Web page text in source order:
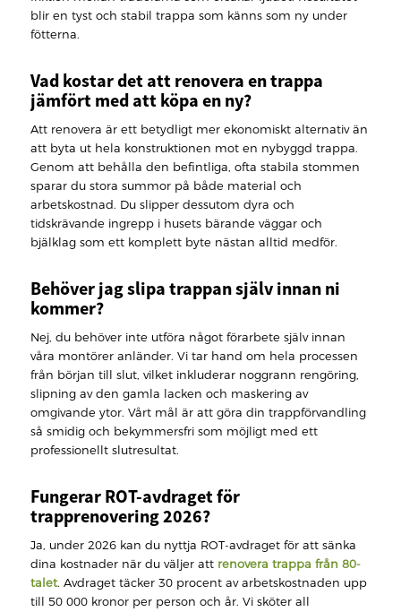
blir en tyst och stabil trappa som känns som ny under
fötterna.
Vad kostar det att renovera en trappa
jämfört med att köpa en ny?
Att renovera är ett betydligt mer ekonomiskt alternativ än
att byta ut hela konstruktionen mot en nybyggd trappa.
Genom att behålla den befintliga, ofta stabila stommen
sparar du stora summor på både material och
arbetskostnad. Du slipper dessutom dyra och
tidskrävande ingrepp i husets bärande väggar och
bjälklag som ett komplett byte nästan alltid medför.
Behöver jag slipa trappan själv innan ni
kommer?
Nej, du behöver inte utföra något förarbete själv innan
våra montörer anländer. Vi tar hand om hela processen
från början till slut, vilket inkluderar noggrann rengöring,
slipning av den gamla lacken och maskering av
omgivande ytor. Vårt mål är att göra din trappförvandling
så smidig och bekymmersfri som möjligt med ett
professionellt slutresultat.
Fungerar ROT-avdraget för
trapprenovering 2026?
Ja, under 2026 kan du nyttja ROT-avdraget för att sänka
dina kostnader när du väljer att renovera trappa från 80-
talet. Avdraget täcker 30 procent av arbetskostnaden upp
till 50 000 kronor per person och år. Vi sköter all